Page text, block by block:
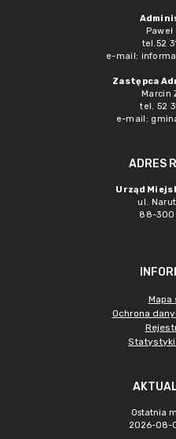
tel.52
e-mail:
Zastępca
Marcin
tel. 52
e-mail:
ADRES
Urząd
ul.
88-300
Mapa
Ochrona
Statystyki
Ostatnia
2026-08-